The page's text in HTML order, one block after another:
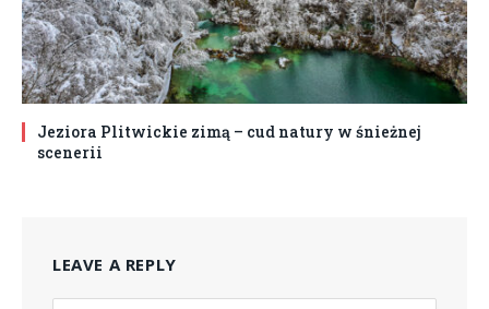
Jeziora Plitwickie zimą – cud natury w śnieżnej
scenerii
LEAVE A REPLY